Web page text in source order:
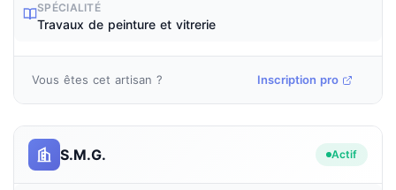
SPÉCIALITÉ
Travaux de peinture et vitrerie
Vous êtes cet artisan ? Inscription pro
S.M.G. Actif